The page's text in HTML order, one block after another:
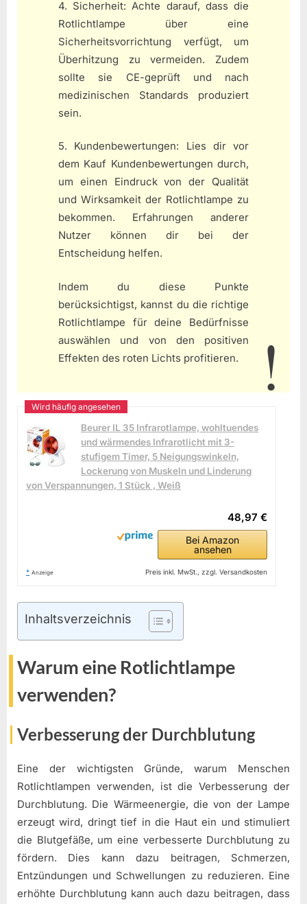
4. Sicherheit: Achte darauf, dass die
Rotlichtlampe über eine
Sicherheitsvorrichtung verfügt, um
Überhitzung zu vermeiden. Zudem
sollte sie CE-geprüft und nach
medizinischen Standards produziert
sein.
5. Kundenbewertungen: Lies dir vor
dem Kauf Kundenbewertungen durch,
um einen Eindruck von der Qualität
und Wirksamkeit der Rotlichtlampe zu
bekommen. Erfahrungen anderer
Nutzer können dir bei der
Entscheidung helfen.
Indem du diese Punkte
berücksichtigst, kannst du die richtige
Rotlichtlampe für deine Bedürfnisse
auswählen und von den positiven
Effekten des roten Lichts profitieren.
Beurer IL 35 Infrarotlampe, wohltuendes
und wärmendes Infrarotlicht mit 3-
stufigem Timer, 5 Neigungswinkeln,
Lockerung von Muskeln und Linderung
von Verspannungen, 1 Stück , Weiß
48,97 €
Bei Amazon
ansehen
* Anzeige Preis inkl. MwSt., zzgl. Versandkosten
Inhaltsverzeichnis
Warum eine Rotlichtlampe
verwenden?
Verbesserung der Durchblutung
Eine der wichtigsten Gründe, warum Menschen
Rotlichtlampen verwenden, ist die Verbesserung der
Durchblutung. Die Wärmeenergie, die von der Lampe
erzeugt wird, dringt tief in die Haut ein und stimuliert
die Blutgefäße, um eine verbesserte Durchblutung zu
fördern. Dies kann dazu beitragen, Schmerzen,
Entzündungen und Schwellungen zu reduzieren. Eine
erhöhte Durchblutung kann auch dazu beitragen, dass